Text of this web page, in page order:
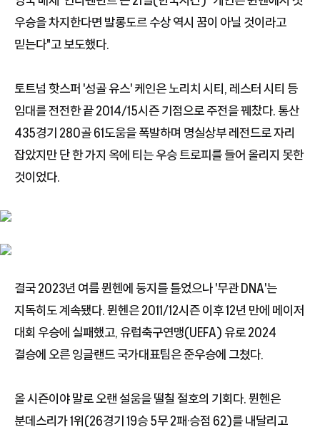
우승을 차지한다면 발롱도르 수상 역시 꿈이 아닐 것이라고
믿는다"고 보도했다.
토트넘 핫스퍼 '성골 유스' 케인은 노리치 시티, 레스터 시티 등
임대를 전전한 끝 2014/15시즌 기점으로 주전을 꿰찼다. 통산
435경기 280골 61도움을 폭발하며 명실상부 레전드로 자리
잡았지만 단 한 가지 옥에 티는 우승 트로피를 들어 올리지 못한
것이었다.
결국 2023년 여름 뮌헨에 둥지를 틀었으나 '무관 DNA'는
지독히도 계속됐다. 뮌헨은 2011/12시즌 이후 12년 만에 메이저
대회 우승에 실패했고, 유럽축구연맹(UEFA) 유로 2024
결승에 오른 잉글랜드 국가대표팀은 준우승에 그쳤다.
올 시즌이야 말로 오랜 설움을 떨칠 절호의 기회다. 뮌헨은
분데스리가 1위(26경기 19승 5무 2패·승점 62)를 내달리고